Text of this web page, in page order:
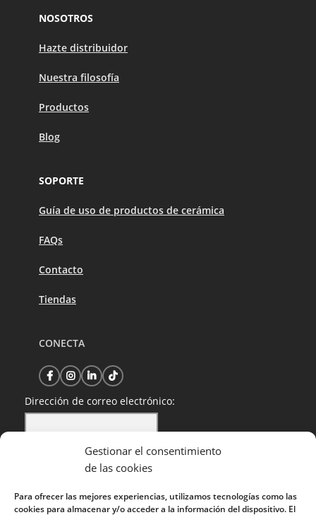
Gestionar el consentimiento
de las cookies
Para ofrecer las mejores experiencias, utilizamos tecnologías como las
cookies para almacenar y/o acceder a la información del dispositivo. El
NOSOTROS
Hazte distribuidor
Nuestra filosofía
Productos
Blog
SOPORTE
Guía de uso de productos de cerámica
FAQs
Contacto
Tiendas
CONECTA
Dirección de correo electrónico:
He leído y acepto la política de privacidad